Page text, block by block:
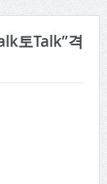
토Talk”격